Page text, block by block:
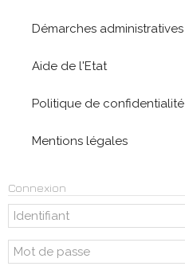
Démarches administratives
Aide de l'Etat
Politique de confidentialité
Mentions légales
Connexion